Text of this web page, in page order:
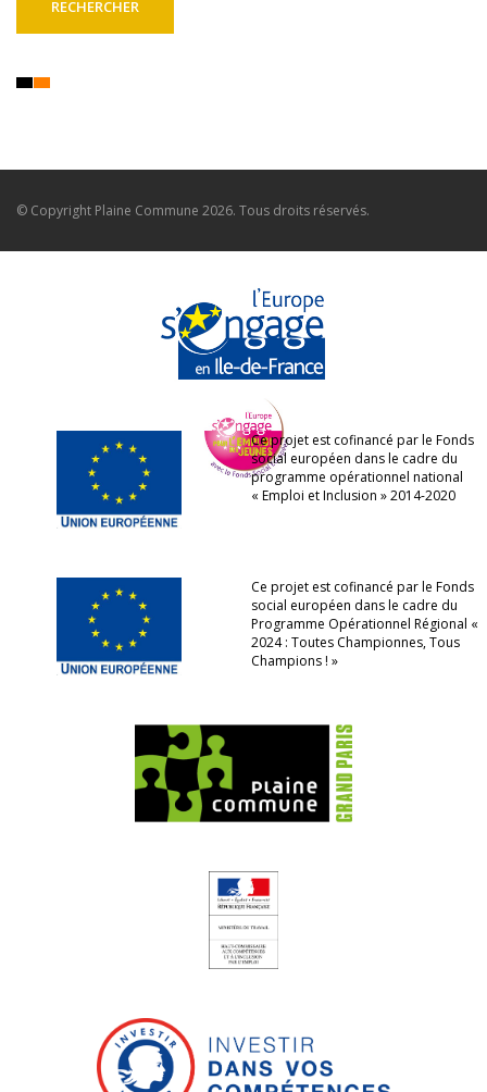
© Copyright Plaine Commune 2026. Tous droits réservés.
Ce projet est cofinancé par le Fonds
social européen dans le cadre du
programme opérationnel national
« Emploi et Inclusion » 2014-2020
Ce projet est cofinancé par le Fonds
social européen dans le cadre du
Programme Opérationnel Régional «
2024 : Toutes Championnes, Tous
Champions ! »